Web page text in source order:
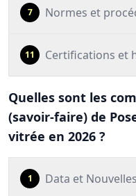
7 Normes et
11 Certifications et
Quelles sont les
(savoir-faire) de
vitrée en 2026 ?
1 Data et